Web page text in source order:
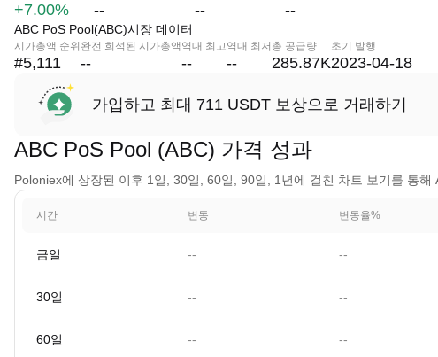
+7.00% -- -- --
ABC PoS Pool(ABC)시장 데이터
시가총액 순위
#5,111
완전 희석된 시가총액
--
역대 최고
--
역대 최저
--
총 공급량
285.87K
초기 발행
2023-04-18
가입하고 최대 711 USDT 보상으로 거래하기
ABC PoS Pool (ABC) 가격 성과
Poloniex에 상장된 이후 1일, 30일, 60일, 90일, 1년에 걸친 차트 보기를 통해
시간 변동 변동율%
금일 -- --
30일 -- --
60일 -- --